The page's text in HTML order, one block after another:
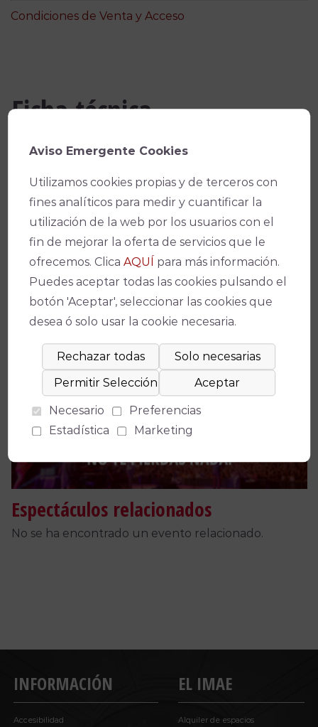
Condiciones de Venta y Acceso
Ficha técnica
Gran Teatro
Fecha(s)
10/05/2025-20:00
Precio
De 16 a 18 €
Facebook
X WhatsApp
Email
Copy
Link
Espectáculos relacionados
No se ha encontrado un evento relacionado.
INFORMACIÓN
Accesibilidad
EL IMAE
Alquiler de espacios
Aviso Emergente Cookies
Utilizamos cookies propias y de terceros con
fines analíticos para medir y cuantificar la
utilización de la web por los usuarios con el
fin de mejorar la oferta de servicios que le
ofrecemos. ClicaAQUÍ para más información.
Puedes aceptar todas las cookies pulsando el
botón 'Aceptar', seleccionar las cookies que
desea ó solo usar la cookie necesaria.
Necesario
Preferencias
Estadística
Marketing